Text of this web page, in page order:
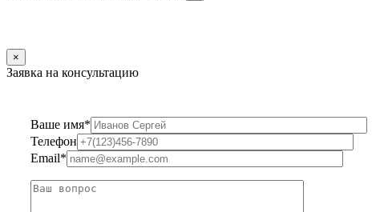
×
Заявка на консультацию
Ваше имя*
Телефон
Email*